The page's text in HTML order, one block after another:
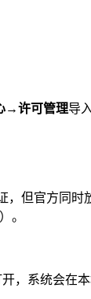
→许可管理导
但官方同
。
，系统会在